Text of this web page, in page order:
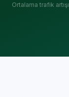
Ortalama trafik artışı